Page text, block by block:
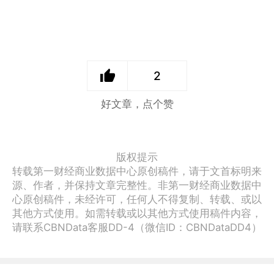
2
好文章，点个赞
版权提示
转载第一财经商业数据中心原创稿件，请于文首标明来
源、作者，并保持文章完整性。非第一财经商业数据中
心原创稿件，未经许可，任何人不得复制、转载、或以
其他方式使用。如需转载或以其他方式使用稿件内容，
请联系CBNData客服DD-4（微信ID：CBNDataDD4）